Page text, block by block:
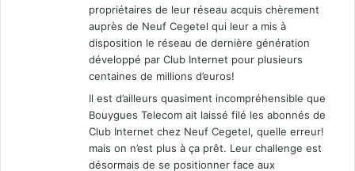
propriétaires de leur réseau acquis chèrement
auprès de Neuf Cegetel qui leur a mis à
disposition le réseau de dernière génération
développé par Club Internet pour plusieurs
centaines de millions d’euros!
Il est d’ailleurs quasiment incompréhensible que
Bouygues Telecom ait laissé filé les abonnés de
Club Internet chez Neuf Cegetel, quelle erreur!
mais on n’est plus à ça prêt. Leur challenge est
désormais de se positionner face aux